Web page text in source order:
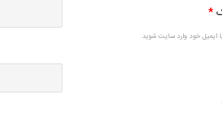
*
ایمیل خود وارد سایت شوید.